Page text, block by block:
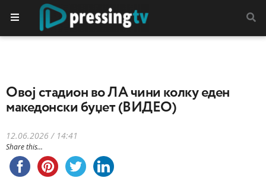
Овој стадион во ЛА чини колку еден
македонски буџет (ВИДЕО)
12.06.2026 / 14:41
Share this...